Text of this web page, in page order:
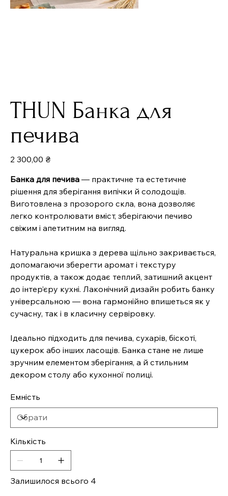
THUN Банка для
печива
2 300,00 ₴
Банка для печива — практичне та естетичне
рішення для зберігання випічки й солодощів.
Виготовлена з прозорого скла, вона дозволяє
легко контролювати вміст, зберігаючи печиво
свіжим і апетитним на вигляд.
Натуральна кришка з дерева щільно закривається,
допомагаючи зберегти аромат і текстуру
продуктів, а також додає теплий, затишний акцент
до інтер’єру кухні. Лаконічний дизайн робить банку
універсальною — вона гармонійно впишеться як у
сучасну, так і в класичну сервіровку.
Ідеально підходить для печива, сухарів, біскоті,
цукерок або інших ласощів. Банка стане не лише
зручним елементом зберігання, а й стильним
декором столу або кухонної полиці.
Емність
Кількість
Залишилося всього 4